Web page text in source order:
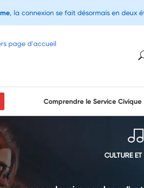
Comprendre le Service Civique
CULTURE ET
, la connexion se fait désormais en deux